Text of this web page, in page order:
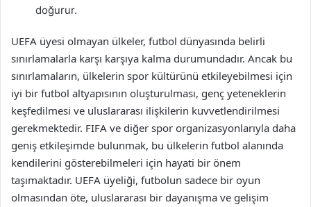
doğurur.
UEFA üyesi olmayan ülkeler, futbol dünyasında belirli
sınırlamalarla karşı karşıya kalma durumundadır. Ancak bu
sınırlamaların, ülkelerin spor kültürünü etkileyebilmesi için
iyi bir futbol altyapısının oluşturulması, genç yeteneklerin
keşfedilmesi ve uluslararası ilişkilerin kuvvetlendirilmesi
gerekmektedir. FIFA ve diğer spor organizasyonlarıyla daha
geniş etkileşimde bulunmak, bu ülkelerin futbol alanında
kendilerini gösterebilmeleri için hayati bir önem
taşımaktadır. UEFA üyeliği, futbolun sadece bir oyun
olmasından öte, uluslararası bir dayanışma ve gelişim